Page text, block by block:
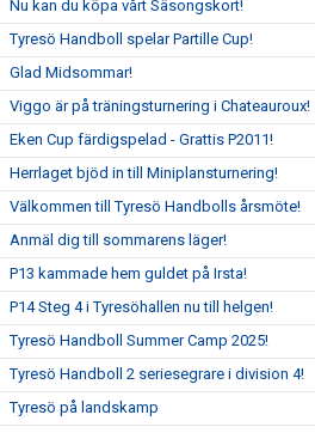
Nu kan du köpa vårt Säsongskort!
Tyresö Handboll spelar Partille Cup!
Glad Midsommar!
Viggo är på träningsturnering i Chateauroux!
Eken Cup färdigspelad - Grattis P2011!
Herrlaget bjöd in till Miniplansturnering!
Välkommen till Tyresö Handbolls årsmöte!
Anmäl dig till sommarens läger!
P13 kammade hem guldet på Irsta!
P14 Steg 4 i Tyresöhallen nu till helgen!
Tyresö Handboll Summer Camp 2025!
Tyresö Handboll 2 seriesegrare i division 4!
Tyresö på landskamp